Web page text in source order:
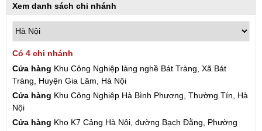
Xem danh sách chi nhánh
Có 4 chi nhánh
Cửa hàng Khu Công Nghiệp làng nghề Bát Tràng, Xã Bát
Tràng, Huyện Gia Lâm, Hà Nội
Cửa hàng Khu Công Nghiệp Hà Bình Phương, Thường Tín, Hà
Nội
Cửa hàng Kho K7 Cảng Hà Nội, đường Bạch Đằng, Phường